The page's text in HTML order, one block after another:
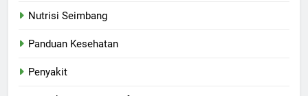
Nutrisi Seimbang
Panduan Kesehatan
Penyakit